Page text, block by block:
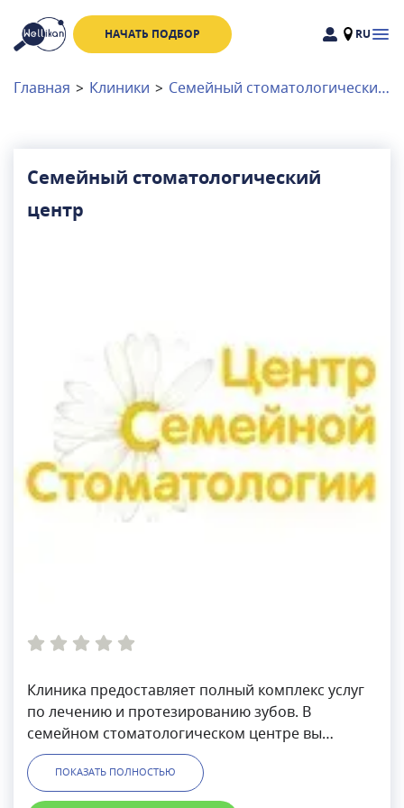
НАЧАТЬ ПОДБОР RU
Доктора
Клиники
Главная > Клиники > Семейный стоматологический центр
Семейный стоматологический
центр
Клиника предоставляет полный комплекс услуг
по лечению и протезированию зубов. В
семейном стоматологическом центре вы
можете как сделать отбеливание зубов, так и
получить качественный имплант. В клинике
установлено по-настоящему хорошее
ПОКАЗАТЬ ПОЛНОСТЬЮ